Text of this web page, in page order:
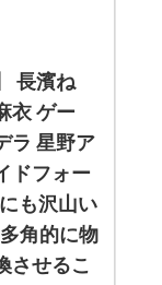
長濱ね
衣 ゲー
ラ 星野ア
ドフォー
も沢山い
角的に物
させるこ